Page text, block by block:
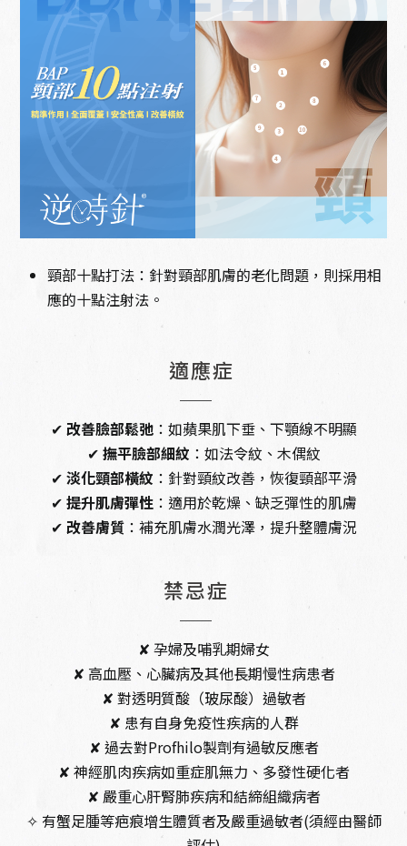
頸部十點打法：針對頸部肌膚的老化問題，則採用相
應的十點注射法。
適應症
✔ 改善臉部鬆弛：如蘋果肌下垂、下顎線不明顯
✔ 撫平臉部細紋 ：如法令紋、木偶紋
✔ 淡化頸部橫紋 ：針對頸紋改善，恢復頸部平滑
✔ 提升肌膚彈性：適用於乾燥、缺乏彈性的肌膚
✔ 改善膚質：補充肌膚水潤光澤，提升整體膚況
禁忌症
✘ 孕婦及哺乳期婦女
✘ 高血壓、心臟病及其他長期慢性病患者
✘ 對透明質酸（玻尿酸）過敏者
✘ 患有自身免疫性疾病的人群
✘ 過去對Profhilo製劑有過敏反應者
✘ 神經肌肉疾病如重症肌無力、多發性硬化者
✘ 嚴重心肝腎肺疾病和結締組織病者
✧ 有蟹足腫等疤痕增生體質者及嚴重過敏者(須經由醫師